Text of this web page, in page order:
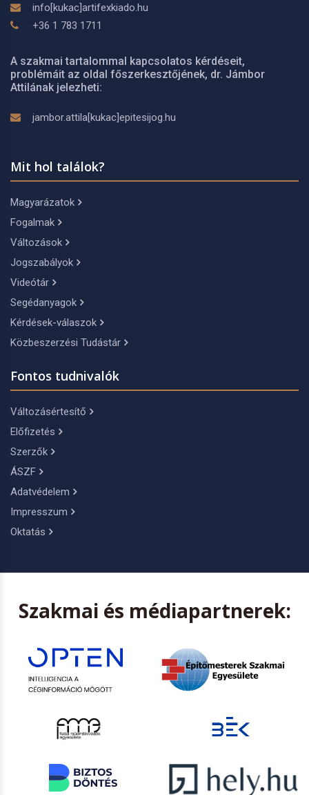
info[kukac]artifexkiado.hu
+36 1 783 1711
A szakmai tartalommal kapcsolatos kérdéseit,
problémáit az oldal főszerkesztőjének, dr. Jámbor
Attilának jelezheti:
jambor.attila[kukac]epitesijog.hu
Mit hol találok?
Magyarázatok
Fogalmak
Változások
Jogszabályok
Videótár
Segédanyagok
Kérdések-válaszok
Közbeszerzési Tudástár
Fontos tudnivalók
Változásértesítő
Előfizetés
Szerzők
ÁSZF
Adatvédelem
Impresszum
Oktatás
Szakmai és médiapartnerek: